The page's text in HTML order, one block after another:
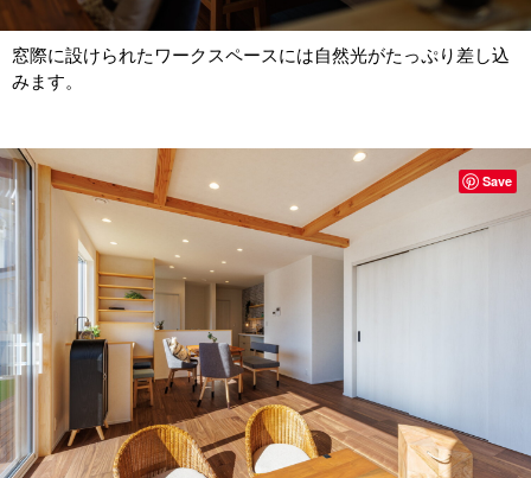
窓際に設けられたワークスペースには自然光がたっぷり差し込
みます。
Save